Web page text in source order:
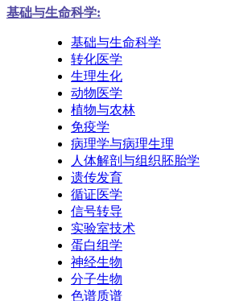
基础与生命科学:
基础与生命科学
转化医学
生理生化
动物医学
植物与农林
免疫学
病理学与病理生理
人体解剖与组织胚胎学
遗传发育
循证医学
信号转导
实验室技术
蛋白组学
神经生物
分子生物
色谱质谱